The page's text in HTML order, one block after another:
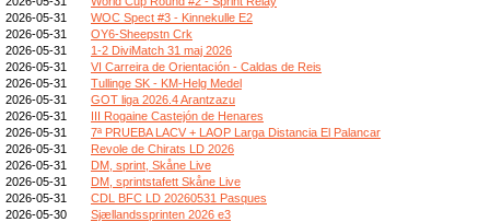
2026-05-31
WOC Spect #3 - Kinnekulle E2
2026-05-31
OY6-Sheepstn Crk
2026-05-31
1-2 DiviMatch 31 maj 2026
2026-05-31
VI Carreira de Orientación - Caldas de Reis
2026-05-31
Tullinge SK - KM-Helg Medel
2026-05-31
GOT liga 2026.4 Arantzazu
2026-05-31
III Rogaine Castejón de Henares
2026-05-31
7ª PRUEBA LACV + LAOP Larga Distancia El Palancar
2026-05-31
Revole de Chirats LD 2026
2026-05-31
DM, sprint, Skåne Live
2026-05-31
DM, sprintstafett Skåne Live
2026-05-31
CDL BFC LD 20260531 Pasques
2026-05-30
Sjællandssprinten 2026 e3